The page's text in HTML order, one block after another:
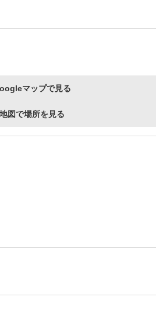
マップで見る
地図で場所を見る